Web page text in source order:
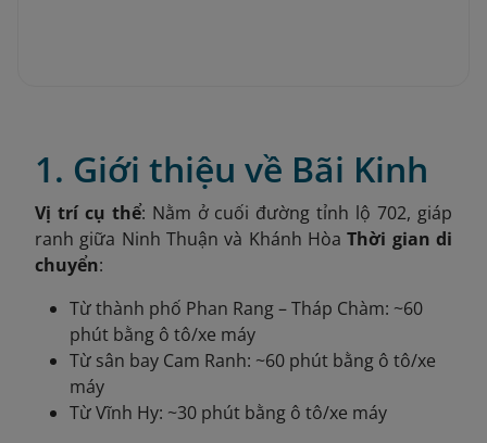
1. Giới thiệu về Bãi Kinh
Vị trí cụ thể: Nằm ở cuối đường tỉnh lộ 702, giáp
ranh giữa Ninh Thuận và Khánh HòaThời gian di
chuyển:
Từ thành phố Phan Rang – Tháp Chàm: ~60
phút bằng ô tô/xe máy
Từ sân bay Cam Ranh: ~60 phút bằng ô tô/xe
máy
Từ Vĩnh Hy: ~30 phút bằng ô tô/xe máy